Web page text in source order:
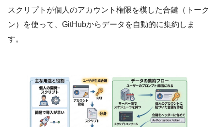
スクリプトが個人のアカウント権限を模した合鍵（トーク
ン）を使って、GitHubからデータを自動的に集約しま
す。